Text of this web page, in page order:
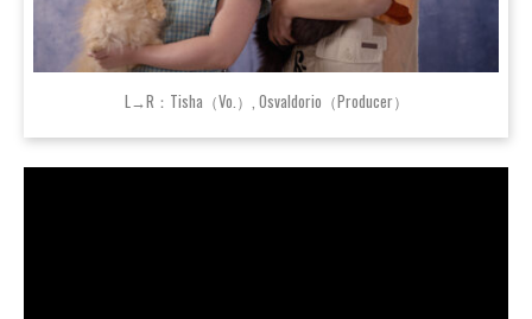
L→R：Tisha（Vo.）, Osvaldorio（Producer）